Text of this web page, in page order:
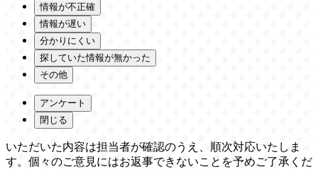
情報が不正確
情報が遅い
分かりにくい
探していた情報が無かった
その他
アンケート
閉じる
いただいた内容は担当者が確認のうえ、順次対応いたしま
す。個々のご意見にはお返事できないことを予めご了承くだ